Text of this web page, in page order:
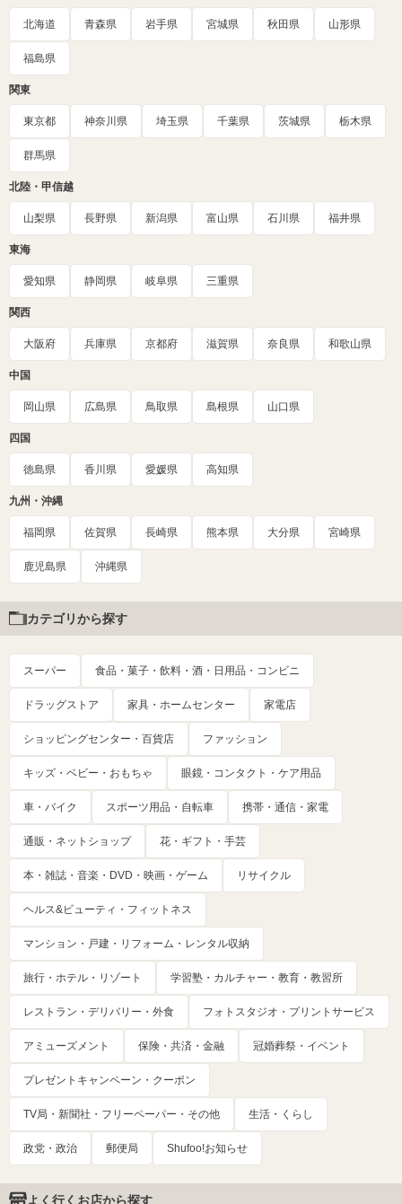
北海道 青森県 岩手県 宮城県 秋田県 山形県
福島県
関東
東京都 神奈川県 埼玉県 千葉県 茨城県 栃木県
群馬県
北陸・甲信越
山梨県 長野県 新潟県 富山県 石川県 福井県
東海
愛知県 静岡県 岐阜県 三重県
関西
大阪府 兵庫県 京都府 滋賀県 奈良県 和歌山県
中国
岡山県 広島県 鳥取県 島根県 山口県
四国
徳島県 香川県 愛媛県 高知県
九州・沖縄
福岡県 佐賀県 長崎県 熊本県 大分県 宮崎県
鹿児島県 沖縄県
カテゴリから探す
スーパー 食品・菓子・飲料・酒・日用品・コンビニ
ドラッグストア 家具・ホームセンター 家電店
ショッピングセンター・百貨店 ファッション
キッズ・ベビー・おもちゃ 眼鏡・コンタクト・ケア用品
車・バイク スポーツ用品・自転車 携帯・通信・家電
通販・ネットショップ 花・ギフト・手芸
本・雑誌・音楽・DVD・映画・ゲーム リサイクル
ヘルス&ビューティ・フィットネス
マンション・戸建・リフォーム・レンタル収納
旅行・ホテル・リゾート 学習塾・カルチャー・教育・教習所
レストラン・デリバリー・外食 フォトスタジオ・プリントサービス
アミューズメント 保険・共済・金融 冠婚葬祭・イベント
プレゼントキャンペーン・クーポン
TV局・新聞社・フリーペーパー・その他 生活・くらし
政党・政治 郵便局 Shufoo!お知らせ
よく行くお店から探す